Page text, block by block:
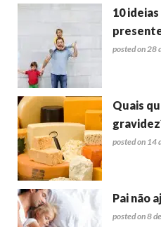
10
posted on 28
Quais
posted on 14
Pai não
posted on 8